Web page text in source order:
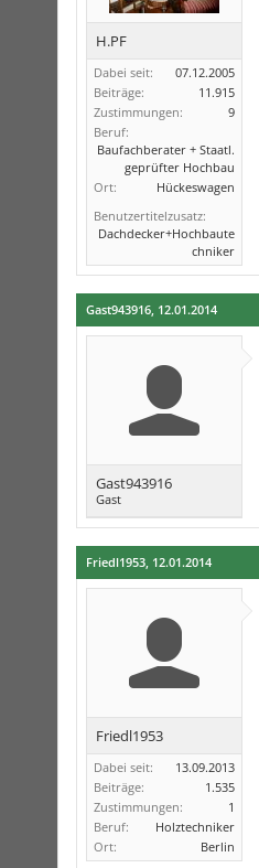
H.PF
Dabei seit:
07.12.2005
Beiträge:
11.915
Zustimmungen:
9
Beruf:
Baufachberater + Staatl.
geprüfter Hochbau
Ort:
Hückeswagen
Benutzertitelzusatz:
Dachdecker+Hochbaute
chniker
Gast943916, 12.01.2014
Gast943916
Gast
Friedl1953, 12.01.2014
Friedl1953
Dabei seit:
13.09.2013
Beiträge:
1.535
Zustimmungen:
1
Beruf:
Holztechniker
Ort:
Berlin